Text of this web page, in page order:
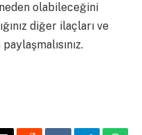
olabileceğini
diğer ilaçları ve